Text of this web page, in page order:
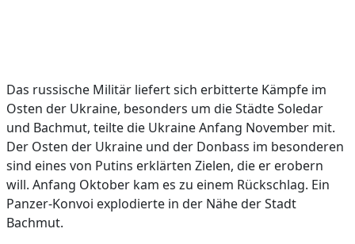
Das russische Militär liefert sich erbitterte Kämpfe im
Osten der Ukraine, besonders um die Städte Soledar
und Bachmut, teilte die Ukraine Anfang November mit.
Der Osten der Ukraine und der Donbass im besonderen
sind eines von Putins erklärten Zielen, die er erobern
will. Anfang Oktober kam es zu einem Rückschlag. Ein
Panzer-Konvoi explodierte in der Nähe der Stadt
Bachmut.